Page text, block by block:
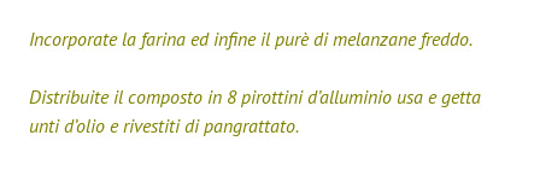
Incorporate la farina ed infine il purè di melanzane freddo.
Distribuite il composto in 8 pirottini d’alluminio usa e getta
unti d’olio e rivestiti di pangrattato.